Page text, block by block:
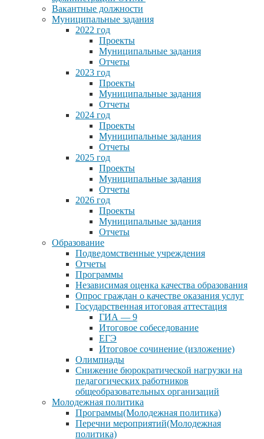
Вакантные должности
Муниципальные задания
2022 год
Проекты
Муниципальные задания
Отчеты
2023 год
Проекты
Муниципальные задания
Отчеты
2024 год
Проекты
Муниципальные задания
Отчеты
2025 год
Проекты
Муниципальные задания
Отчеты
2026 год
Проекты
Муниципальные задания
Отчеты
Образование
Подведомственные учреждения
Отчеты
Программы
Независимая оценка качества образования
Опрос граждан о качестве оказания услуг
Государственная итоговая аттестация
ГИА — 9
Итоговое собеседование
ЕГЭ
Итоговое сочинение (изложение)
Олимпиады
Снижение бюрократической нагрузки на
педагогических работников
общеобразовательных организаций
Молодежная политика
Программы(Молодежная политика)
Перечни мероприятий(Молодежная
политика)